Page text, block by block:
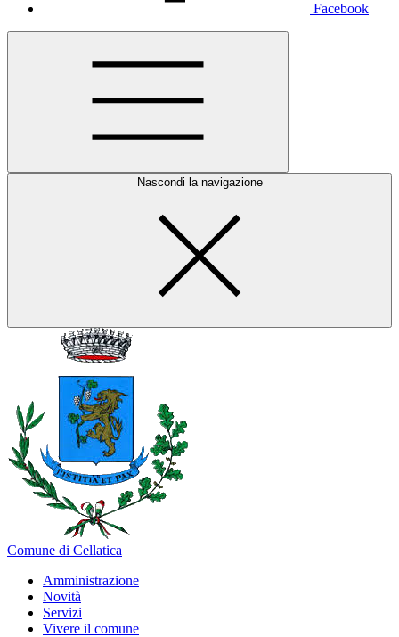
Facebook
Nascondi la navigazione
Comune di Cellatica
Amministrazione
Novità
Servizi
Vivere il comune